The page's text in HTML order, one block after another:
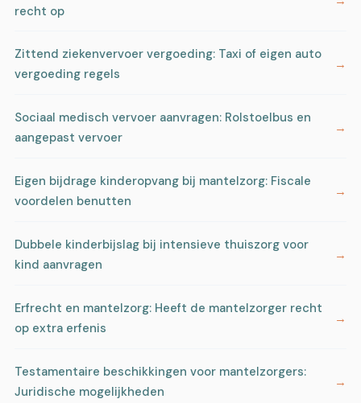
recht op
Zittend ziekenvervoer vergoeding: Taxi of eigen auto
vergoeding regels
Sociaal medisch vervoer aanvragen: Rolstoelbus en
aangepast vervoer
Eigen bijdrage kinderopvang bij mantelzorg: Fiscale
voordelen benutten
Dubbele kinderbijslag bij intensieve thuiszorg voor
kind aanvragen
Erfrecht en mantelzorg: Heeft de mantelzorger recht
op extra erfenis
Testamentaire beschikkingen voor mantelzorgers:
Juridische mogelijkheden